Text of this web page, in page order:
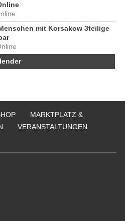
mit Korsakow 3teilige
MARKTPLATZ &
VERANSTALTUNGEN